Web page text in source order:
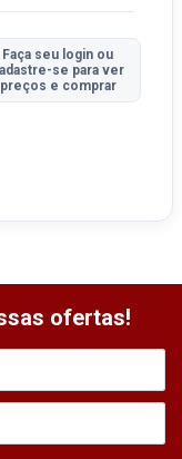
Faça seu login ou
se para ver
preços e comprar
ofertas!